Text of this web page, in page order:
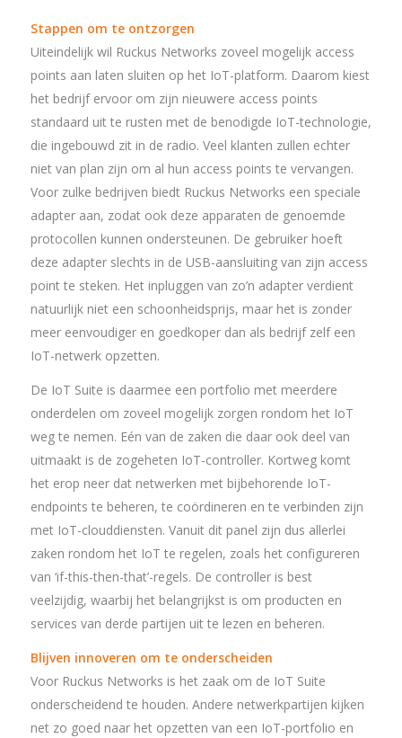
Stappen om te ontzorgen
Uiteindelijk wil Ruckus Networks zoveel mogelijk access
points aan laten sluiten op het IoT-platform. Daarom kiest
het bedrijf ervoor om zijn nieuwere access points
standaard uit te rusten met de benodigde IoT-technologie,
die ingebouwd zit in de radio. Veel klanten zullen echter
niet van plan zijn om al hun access points te vervangen.
Voor zulke bedrijven biedt Ruckus Networks een speciale
adapter aan, zodat ook deze apparaten de genoemde
protocollen kunnen ondersteunen. De gebruiker hoeft
deze adapter slechts in de USB-aansluiting van zijn access
point te steken. Het inpluggen van zo’n adapter verdient
natuurlijk niet een schoonheidsprijs, maar het is zonder
meer eenvoudiger en goedkoper dan als bedrijf zelf een
IoT-netwerk opzetten.
De IoT Suite is daarmee een portfolio met meerdere
onderdelen om zoveel mogelijk zorgen rondom het IoT
weg te nemen. Eén van de zaken die daar ook deel van
uitmaakt is de zogeheten IoT-controller. Kortweg komt
het erop neer dat netwerken met bijbehorende IoT-
endpoints te beheren, te coördineren en te verbinden zijn
met IoT-clouddiensten. Vanuit dit panel zijn dus allerlei
zaken rondom het IoT te regelen, zoals het configureren
van ‘if-this-then-that’-regels. De controller is best
veelzijdig, waarbij het belangrijkst is om producten en
services van derde partijen uit te lezen en beheren.
Blijven innoveren om te onderscheiden
Voor Ruckus Networks is het zaak om de IoT Suite
onderscheidend te houden. Andere netwerkpartijen kijken
net zo goed naar het opzetten van een IoT-portfolio en